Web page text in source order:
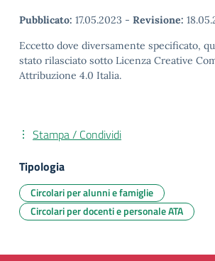
Pubblicato: 17.05.2023 - Revisione:
Eccetto dove diversamente specificato,
stato rilasciato sotto Licenza Creative
Attribuzione 4.0 Italia.
Stampa / Condividi
Tipologia
Circolari per alunni e famiglie
Circolari per docenti e personale ATA